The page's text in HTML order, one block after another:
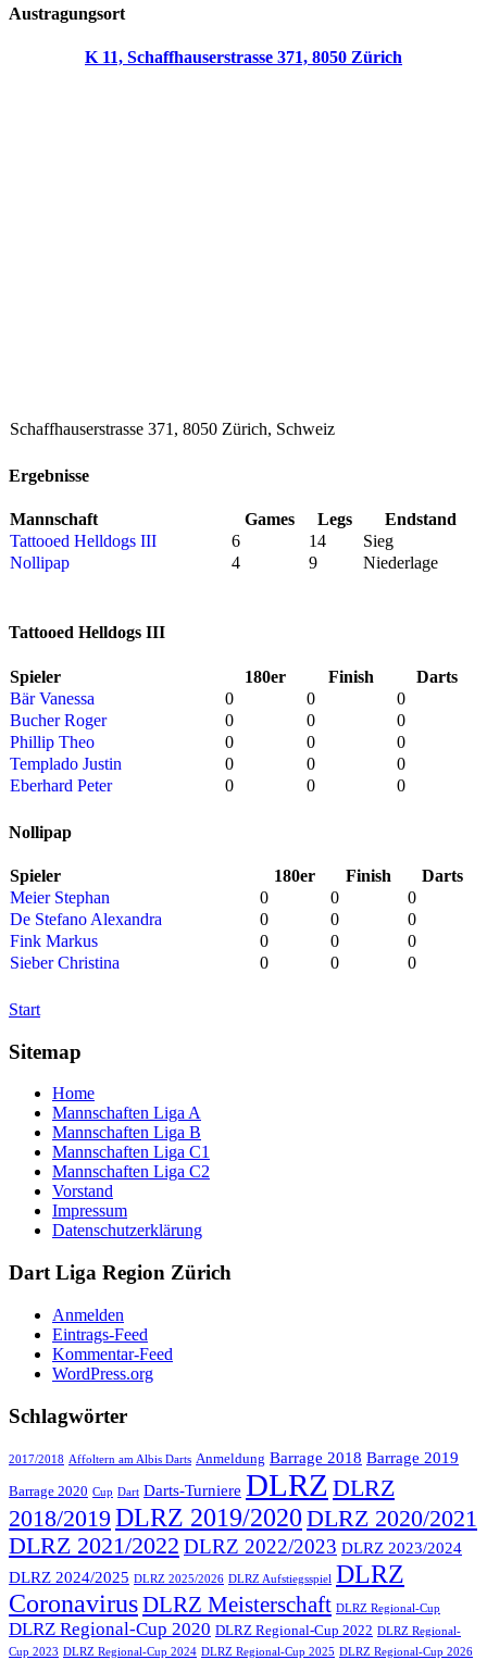
Austragungsort
K 11, Schaffhauserstrasse 371, 8050 Zürich
Schaffhauserstrasse 371, 8050 Zürich, Schweiz
Ergebnisse
Mannschaft Games Legs
Endstand
Tattooed Helldogs III
6 14
Sieg
Nollipap
4 9 Niederlage
Tattooed Helldogs III
Spieler 180er Finish
Darts
Bär Vanessa
0 0
0
Bucher Roger
0 0
0
Phillip Theo
0 0
0
Templado Justin
0 0
0
Eberhard Peter
0 0 0
Nollipap
Spieler 180er Finish
Darts
Meier Stephan
0 0
0
De Stefano Alexandra
0 0
0
Fink Markus
0 0
0
Sieber Christina
0 0 0
Start
Sitemap
Home
Mannschaften Liga A
Mannschaften Liga B
Mannschaften Liga C1
Mannschaften Liga C2
Vorstand
Impressum
Datenschutzerklärung
Dart Liga Region Zürich
Anmelden
Eintrags-Feed
Kommentar-Feed
WordPress.org
Schlagwörter
2017/2018 Affoltern am Albis Darts Anmeldung Barrage 2018 Barrage 2019
Barrage 2020 Cup Dart Darts-Turniere DLRZ DLRZ
2018/2019 DLRZ 2019/2020 DLRZ 2020/2021
DLRZ 2021/2022 DLRZ 2022/2023 DLRZ 2023/2024
DLRZ 2024/2025 DLRZ 2025/2026 DLRZ Aufstiegsspiel DLRZ
CoronavirusDLRZ Meisterschaft DLRZ Regional-Cup
DLRZ Regional-Cup 2020 DLRZ Regional-Cup 2022 DLRZ Regional-
Cup 2023 DLRZ Regional-Cup 2024 DLRZ Regional-Cup 2025 DLRZ Regional-Cup 2026